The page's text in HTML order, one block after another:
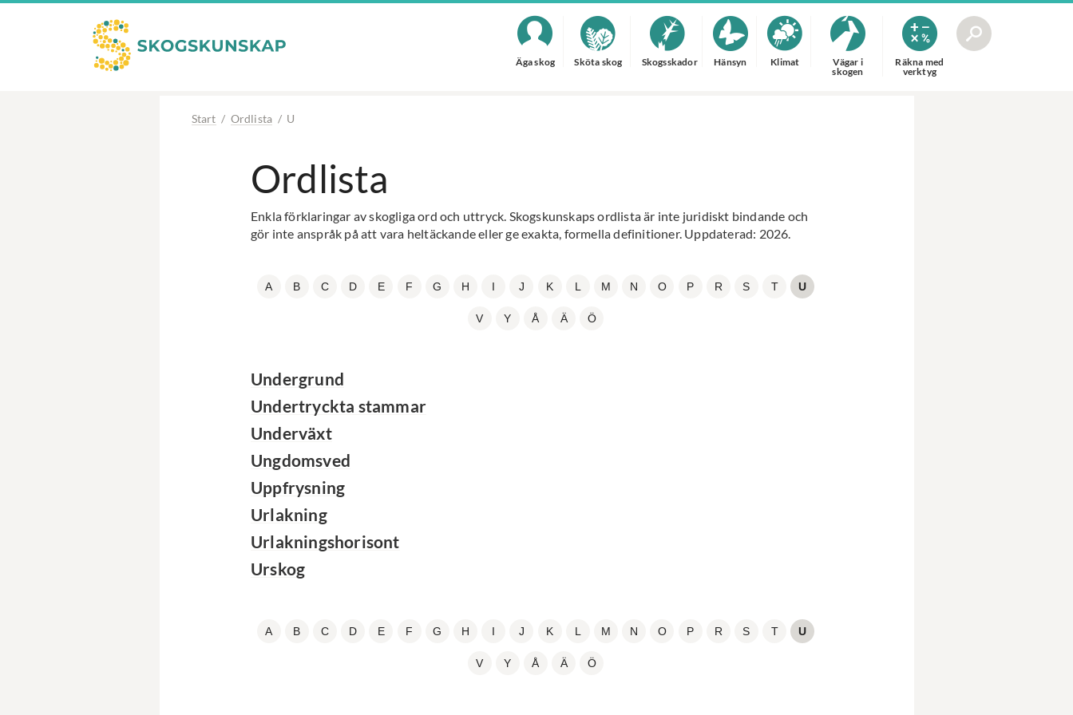
Äga skog Sköta skog Skogsskador Hänsyn Klimat
Vägar i
skogen
Räkna med
verktyg
Start / Ordlista / U
Ordlista
Enkla förklaringar av skogliga ord och uttryck. Skogskunskaps ordlista är inte juridiskt bindande och
gör inte anspråk på att vara heltäckande eller ge exakta, formella definitioner. Uppdaterad: 2026.
A B C D E F G H I J K L M N O P R S T U
V Y Å Ä Ö
Undergrund
Undertryckta stammar
Underväxt
Ungdomsved
Uppfrysning
Urlakning
Urlakningshorisont
Urskog
A B C D E F G H I J K L M N O P R S T U
V Y Å Ä Ö